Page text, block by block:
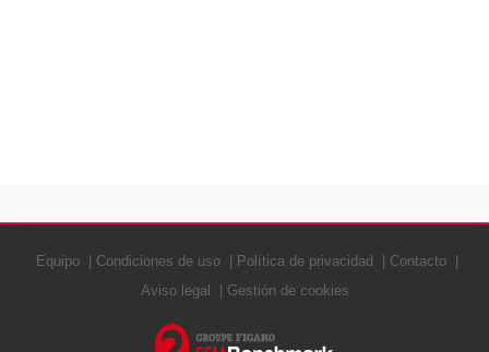
Equipo Condiciones de uso Política de privacidad
Contacto
Aviso legal
Gestión de cookies